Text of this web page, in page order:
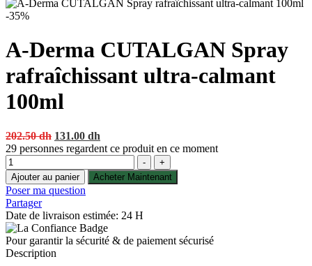
-35%
A-Derma CUTALGAN Spray
rafraîchissant ultra-calmant
100ml
202.50dh Original
price
202.50 dh.
131.00 dh
price
131.00 dh.
29 personnes regardent ce produit en ce moment
Quantité
-
+
Ajouter au panier
Acheter Maintenant
Poser ma question
Partager
Date de livraison estimée: 24 H
Pour garantir la sécurité & de paiement sécurisé
Description